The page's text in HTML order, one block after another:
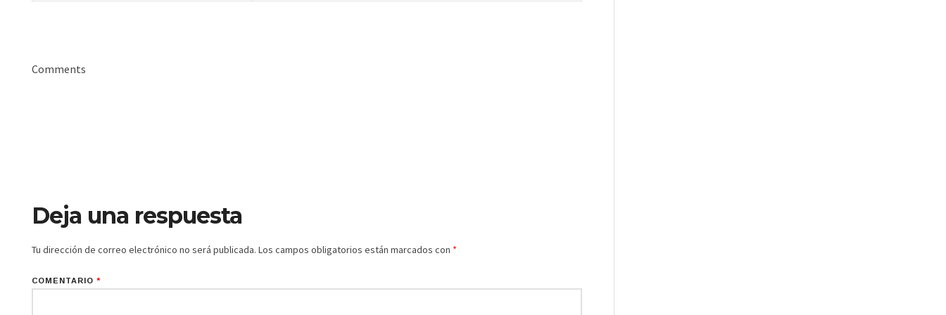
Comments
Deja una respuesta
Tu dirección de correo electrónico no será publicada. Los campos obligatorios están marcados con *
COMENTARIO *